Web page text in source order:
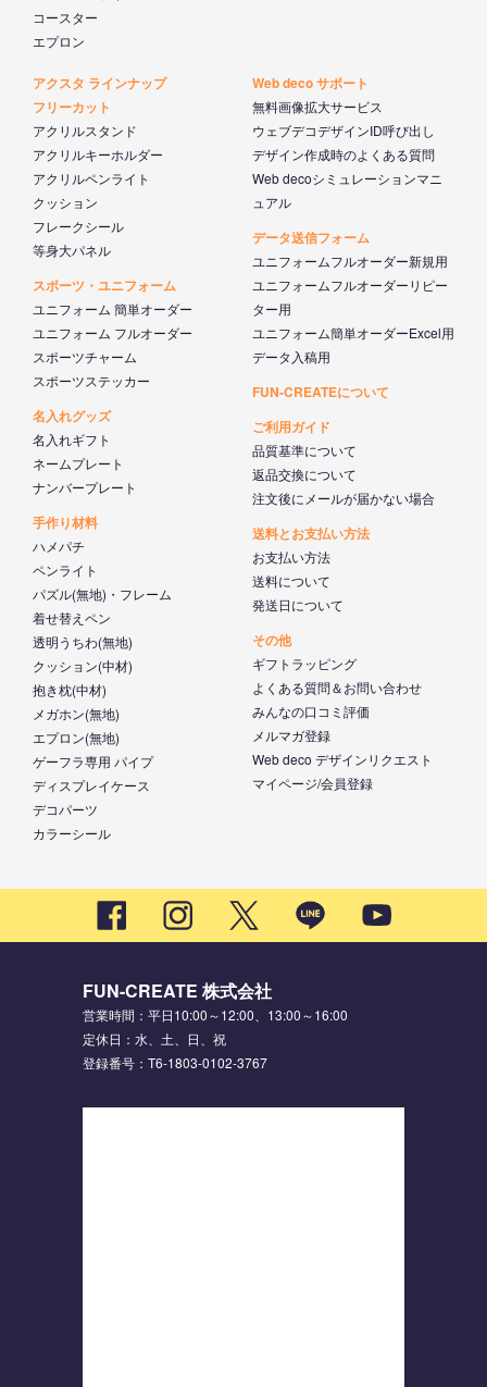
コースター
エプロン
アクスタ ラインナップ
フリーカット
アクリルスタンド
アクリルキーホルダー
アクリルペンライト
クッション
フレークシール
等身大パネル
スポーツ・ユニフォーム
ユニフォーム 簡単オーダー
ユニフォーム フルオーダー
スポーツチャーム
スポーツステッカー
名入れグッズ
名入れギフト
ネームプレート
ナンバープレート
手作り材料
ハメパチ
ペンライト
パズル(無地)・フレーム
着せ替えペン
透明うちわ(無地)
クッション(中材)
抱き枕(中材)
メガホン(無地)
エプロン(無地)
ゲーフラ専用 パイプ
ディスプレイケース
デコパーツ
カラーシール
Web deco サポート
無料画像拡大サービス
ウェブデコデザインID呼び出し
デザイン作成時のよくある質問
Web decoシミュレーションマニ
ュアル
データ送信フォーム
ユニフォームフルオーダー新規用
ユニフォームフルオーダーリピー
ター用
ユニフォーム簡単オーダーExcel用
データ入稿用
FUN-CREATEについて
ご利用ガイド
品質基準について
返品交換について
注文後にメールが届かない場合
送料とお支払い方法
お支払い方法
送料について
発送日について
その他
ギフトラッピング
よくある質問＆お問い合わせ
みんなの口コミ評価
メルマガ登録
Web deco デザインリクエスト
マイページ/会員登録
FUN-CREATE 株式会社
営業時間：平日10:00～12:00、13:00～16:00
定休日：水、土、日、祝
登録番号：T6-1803-0102-3767